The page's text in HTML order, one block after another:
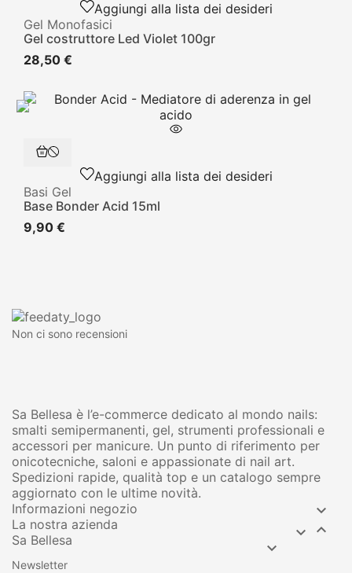
Aggiungi alla lista dei desideri
Gel Monofasici
Gel costruttore Led Violet 100gr
28,50 €
Aggiungi alla lista dei desideri
Basi Gel
Base Bonder Acid 15ml
9,90 €
Non ci sono recensioni
Sa Bellesa è l’e-commerce dedicato al mondo nails:
smalti semipermanenti, gel, strumenti professionali e
accessori per manicure. Un punto di riferimento per
onicotecniche, saloni e appassionate di nail art.
Spedizioni rapide, qualità top e un catalogo sempre
aggiornato con le ultime novità.
Informazioni negozio


La nostra azienda 
Sa Bellesa 
Newsletter